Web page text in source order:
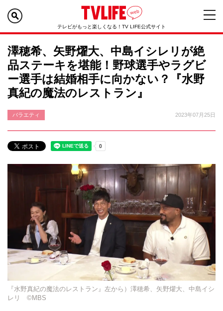
テレビがもっと楽しくなる！TV LIFE公式サイト
澤穂希、矢野燿大、中島イシレリが絶
品ステーキを堪能！野球選手やラグビ
ー選手は結婚相手に向かない？『水野
真紀の魔法のレストラン』
バラエティ 2023年07月25日
『水野真紀の魔法のレストラン』左から）澤穂希、矢野燿大、中島イシ
レリ ©MBS